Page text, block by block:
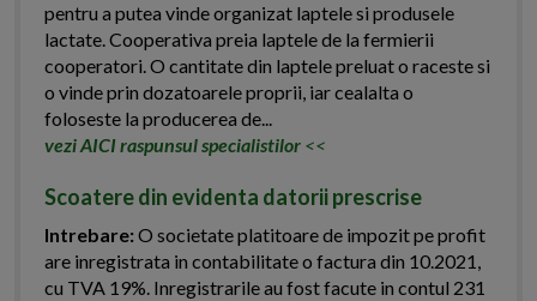
pentru a putea vinde organizat laptele si produsele
lactate. Cooperativa preia laptele de la fermierii
cooperatori. O cantitate din laptele preluat o raceste si
o vinde prin dozatoarele proprii, iar cealalta o
foloseste la producerea de...
vezi AICI raspunsul specialistilor <<
Scoatere din evidenta datorii prescrise
Intrebare:O societate platitoare de impozit pe profit
are inregistrata in contabilitate o factura din 10.2021,
cu TVA 19%. Inregistrarile au fost facute in contul 231